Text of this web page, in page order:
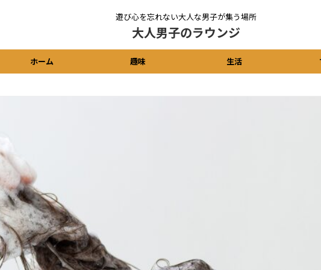
遊び心を忘れない大人な男子が集う場所
大人男子のラウンジ
ホーム 趣味 生活